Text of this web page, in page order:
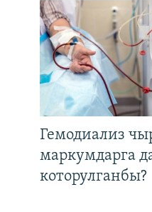
Гемодиализ
маркумдарга
которулганбы?